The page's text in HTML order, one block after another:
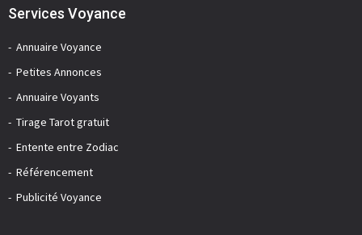
Services Voyance
Annuaire Voyance
Petites Annonces
Annuaire Voyants
Tirage Tarot gratuit
Entente entre Zodiac
Référencement
Publicité Voyance